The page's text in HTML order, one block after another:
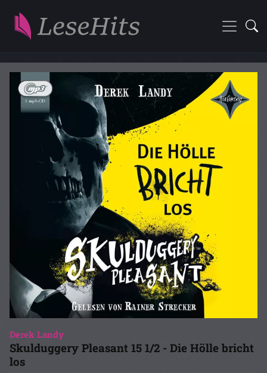
Derek Landy
Skulduggery Pleasant 15 1/2 - Die Hölle bricht
los